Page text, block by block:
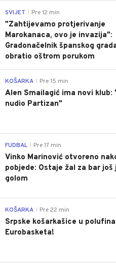
SVIJET Pre 12 min
"Zahtijevamo protjerivanje
Marokanaca, ovo je invazija":
Gradonačelnik španskog
obratio oštrom porukom
KOŠARKA Pre 15 min
Alen Smailagić ima novi klub:
nudio Partizan"
FUDBAL Pre 17 min
Vinko Marinović otvoreno
pobjede: Ostaje žal za bar još
golom
KOŠARKA Pre 22 min
Srpske košarkašice u
Eurobasketa!